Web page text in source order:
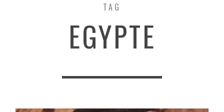
TAG
EGYPTE